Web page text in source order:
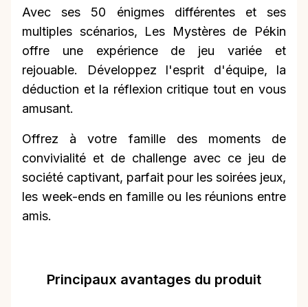
Avec ses 50 énigmes différentes et ses
multiples scénarios, Les Mystères de Pékin
offre une expérience de jeu variée et
rejouable. Développez l'esprit d'équipe, la
déduction et la réflexion critique tout en vous
amusant.
Offrez à votre famille des moments de
convivialité et de challenge avec ce jeu de
société captivant, parfait pour les soirées jeux,
les week-ends en famille ou les réunions entre
amis.
Principaux avantages du produit